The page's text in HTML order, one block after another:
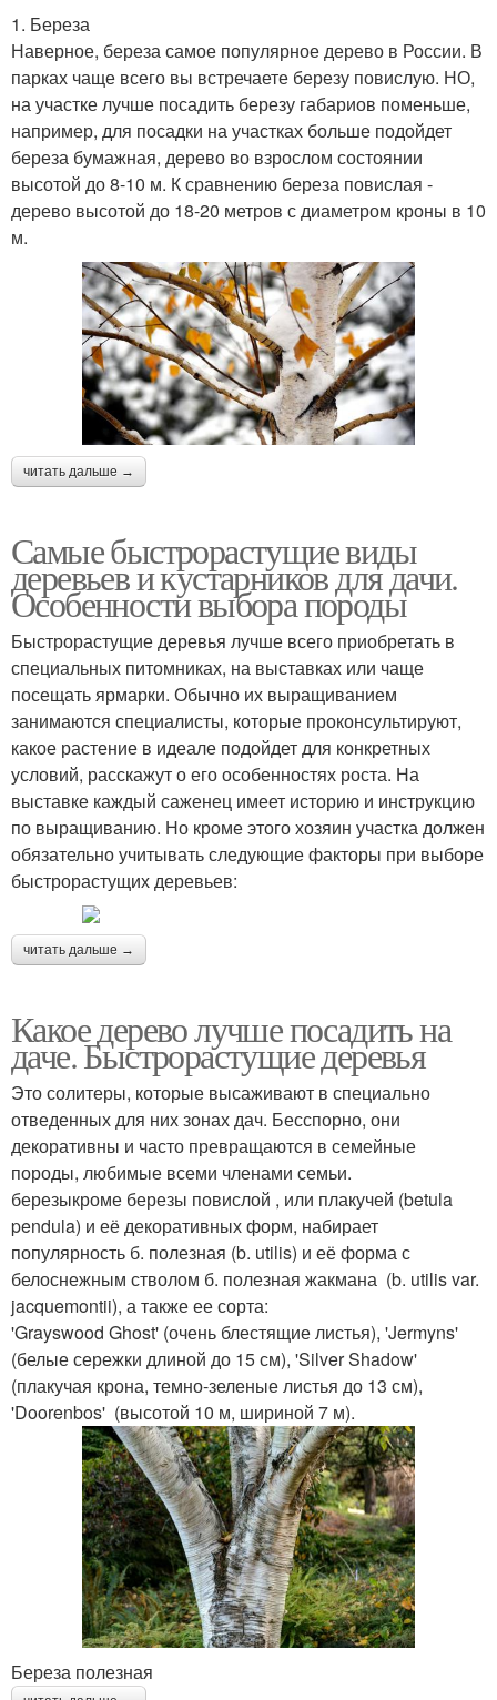
1. Береза
Наверное, береза самое популярное дерево в России. В
парках чаще всего вы встречаете березу повислую. НО,
на участке лучше посадить березу габариов поменьше,
например, для посадки на участках больше подойдет
береза бумажная, дерево во взрослом состоянии
высотой до 8-10 м. К сравнению береза повислая -
дерево высотой до 18-20 метров с диаметром кроны в 10
м.
читать дальше →
Самые быстрорастущие виды
деревьев и кустарников для дачи.
Особенности выбора породы
Быстрорастущие деревья лучше всего приобретать в
специальных питомниках, на выставках или чаще
посещать ярмарки. Обычно их выращиванием
занимаются специалисты, которые проконсультируют,
какое растение в идеале подойдет для конкретных
условий, расскажут о его особенностях роста. На
выставке каждый саженец имеет историю и инструкцию
по выращиванию. Но кроме этого хозяин участка должен
обязательно учитывать следующие факторы при выборе
быстрорастущих деревьев:
читать дальше →
Какое дерево лучше посадить на
даче. Быстрорастущие деревья
Это солитеры, которые высаживают в специально
отведенных для них зонах дач. Бесспорно, они
декоративны и часто превращаются в семейные
породы, любимые всеми членами семьи.
березыкроме березы повислой , или плакучей (betula
pendula) и её декоративных форм, набирает
популярность б. полезная (b. utilis) и её форма с
белоснежным стволом б. полезная жакмана (b. utilis var.
jacquemontii), а также ее сорта:
'Grayswood Ghost' (очень блестящие листья), 'Jermyns'
(белые сережки длиной до 15 см), 'Silver Shadow'
(плакучая крона, темно-зеленые листья до 13 см),
'Doorenbos' (высотой 10 м, шириной 7 м).
Береза полезная